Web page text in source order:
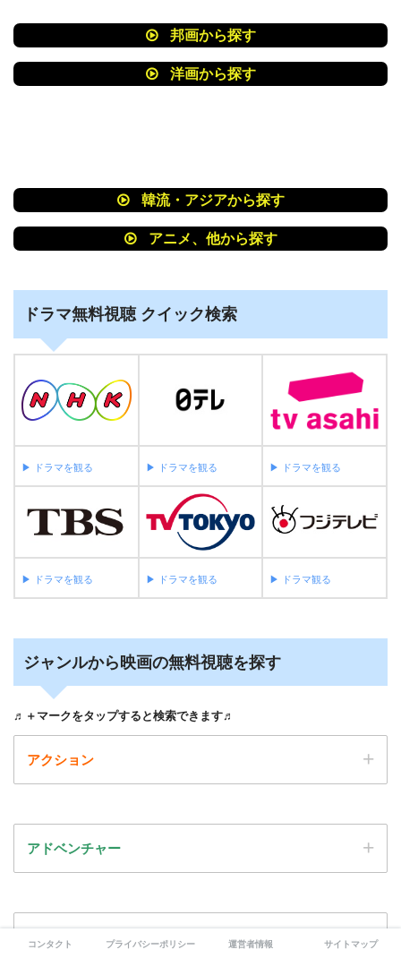
邦画から探す
洋画から探す
韓流・アジアから探す
アニメ、他から探す
ドラマ無料視聴 クイック検索
▶︎ ドラマを観る ▶︎ ドラマを観る ▶︎ ドラマを観る
▶︎ ドラマを観る ▶︎ ドラマを観る ▶︎ ドラマ観る
ジャンルから映画の無料視聴を探す
♬＋マークをタップすると検索できます♬
アクション
アドベンチャー
コンタクト プライバシーポリシー 運営者情報 サイトマップ